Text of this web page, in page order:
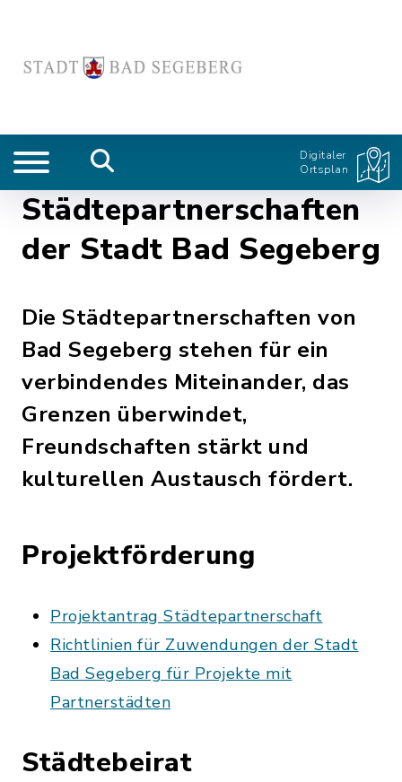
Digitaler
Ortsplan
Städtepartnerschaften
der Stadt Bad Segeberg
Die Städtepartnerschaften von
Bad Segeberg stehen für ein
verbindendes Miteinander, das
Grenzen überwindet,
Freundschaften stärkt und
kulturellen Austausch fördert.
Projektförderung
Projektantrag Städtepartnerschaft
Richtlinien für Zuwendungen der Stadt
Bad Segeberg für Projekte mit
Partnerstädten
Städtebeirat